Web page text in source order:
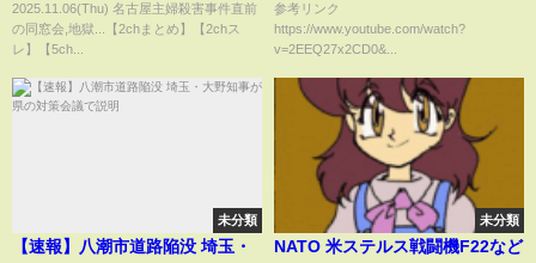
2025.11.06(Thu) 名古屋主婦殺害事件直前
の同窓会,地獄...【2chまとめ】【2chス
レ】【5ch...
のせいにする内容がヤバすぎて
無事炎上ww無理筋すぎてww
参考リンク
https://www.youtube.com/watch?
v=2EEQ27x2CD0&...
未分類
【速報】八潮市道路陥没 埼玉・
未分類
NATO 米ステルス戦闘機F22など